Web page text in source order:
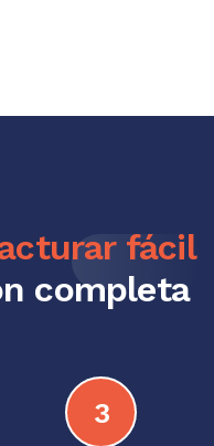
fácil
completa
3